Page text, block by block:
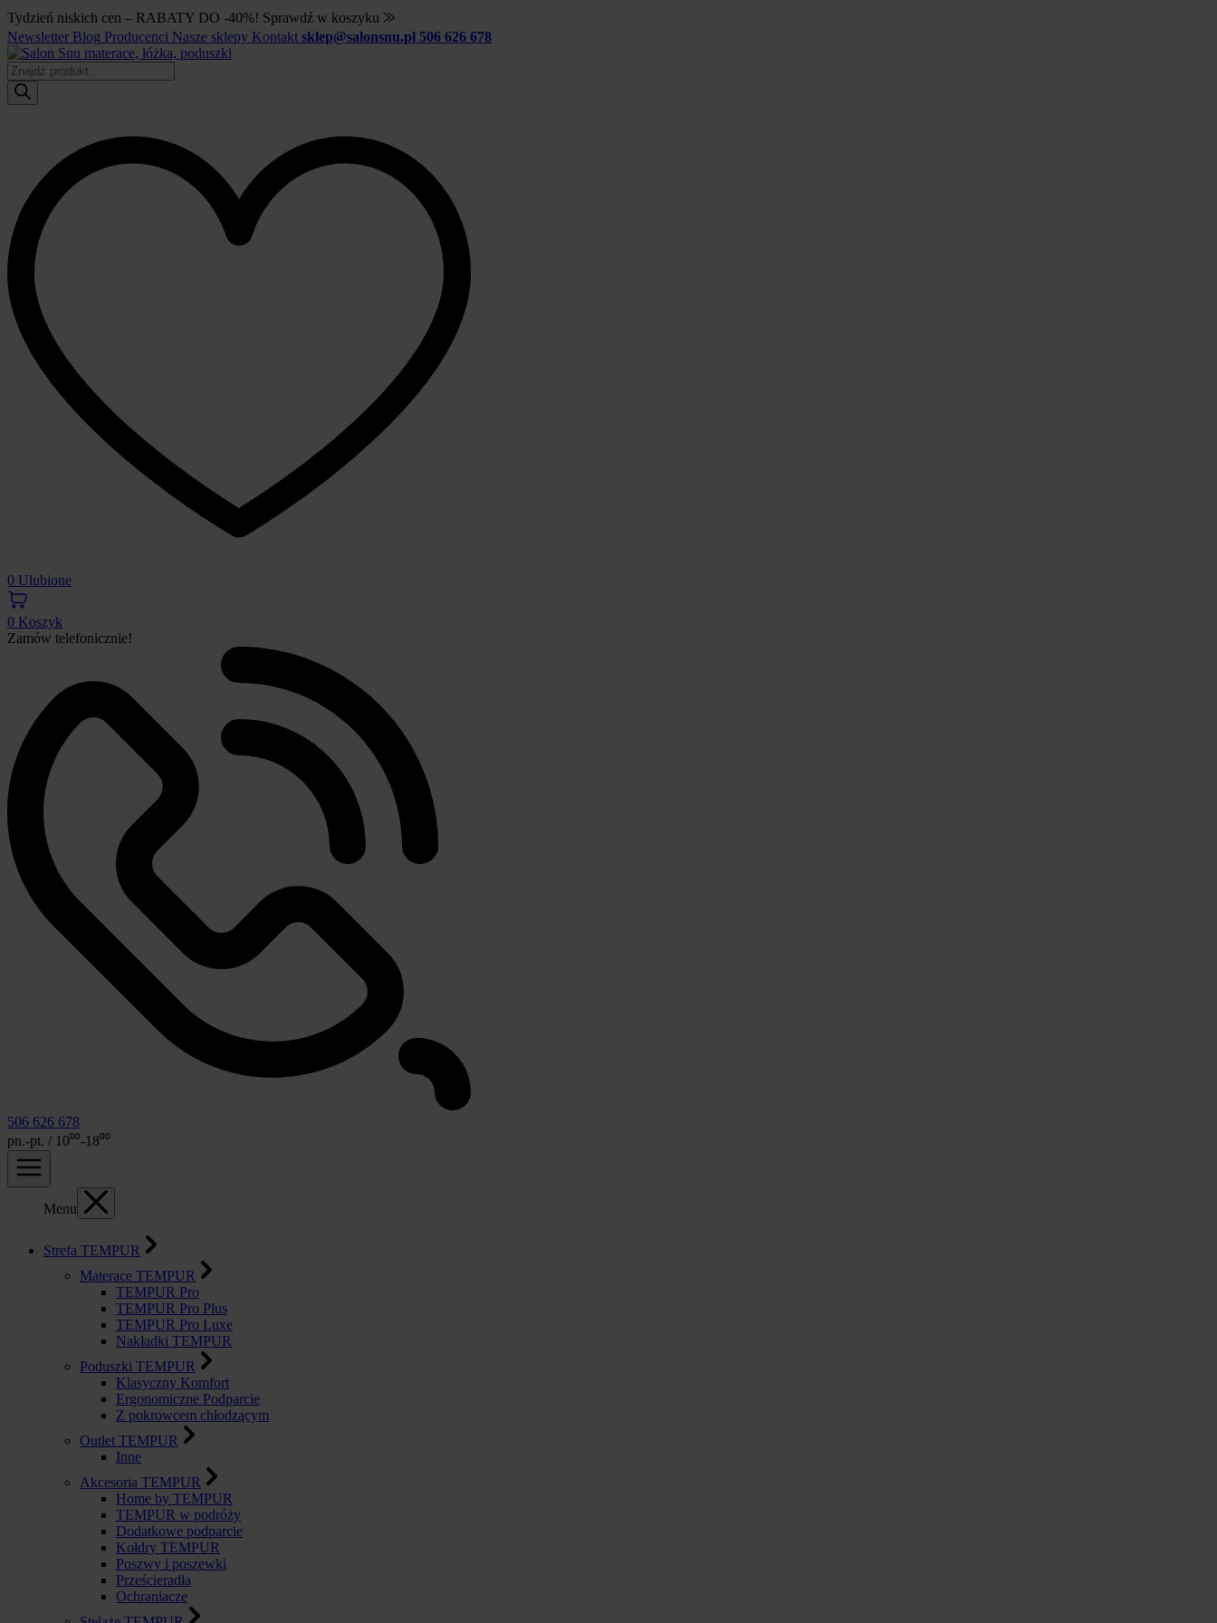
Tydzień niskich cen – RABATY DO -40%! Sprawdź w koszyku ⨠
Newsletter Blog Producenci Nasze sklepy Kontakt sklep@salonsnu.pl 506 626 678
Wyszukiwarka
produktów
0 Ulubione
0 Koszyk
Zamów telefonicznie!
506 626 678
pn.-pt. / 10⁰⁰-18⁰⁰
Menu
Strefa TEMPUR
Materace TEMPUR
TEMPUR Pro
TEMPUR Pro Plus
TEMPUR Pro Luxe
Nakładki TEMPUR
Poduszki TEMPUR
Klasyczny Komfort
Ergonomiczne Podparcie
Z pokrowcem chłodzącym
Outlet TEMPUR
Inne
Akcesoria TEMPUR
Home by TEMPUR
TEMPUR w podróży
Dodatkowe podparcie
Kołdry TEMPUR
Poszwy i poszewki
Prześcieradła
Ochraniacze